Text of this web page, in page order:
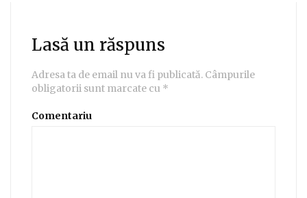
Lasă un răspuns
Adresa ta de email nu va fi publicată. Câmpurile
obligatorii sunt marcate cu *
Comentariu